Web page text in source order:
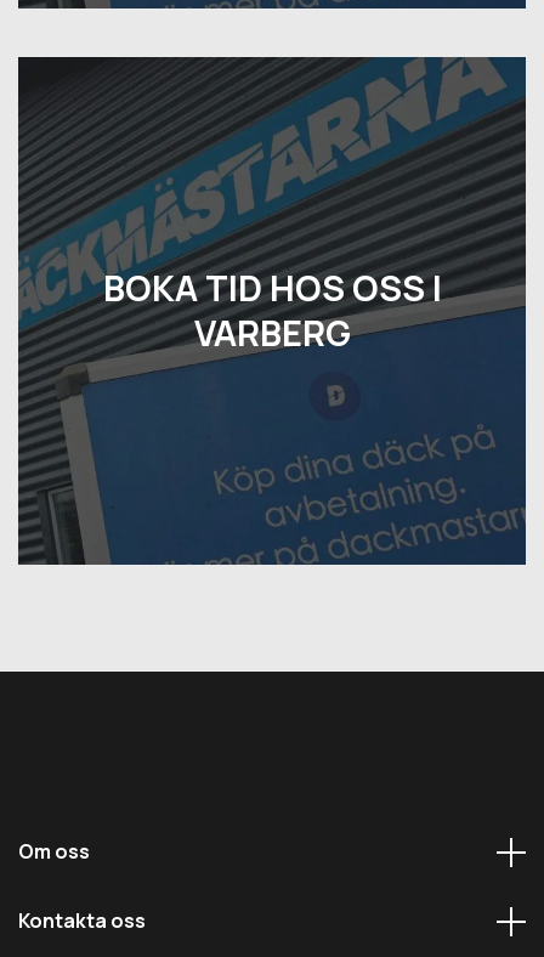
BOKA TID HOS OSS I
VARBERG
Om oss
Kontakta oss